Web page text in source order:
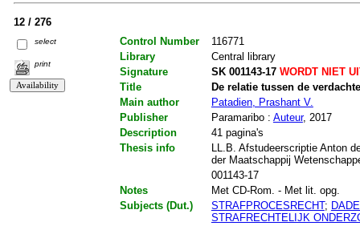
12 / 276
select
print
Control Number
116771
Library
Central library
Signature
SK 001143-17WORDT NIET
Title
De relatie tussen de
Main author
Patadien, Prashant V.
Publisher
Paramaribo : Auteur, 2017
Description
41 pagina's
Thesis info
LL.B. Afstudeerscriptie Anton
der Maatschappij
001143-17
Notes
Met CD-Rom. - Met lit. opg.
Subjects (Dut.)
STRAFPROCESRECHT;
STRAFRECHTELIJK